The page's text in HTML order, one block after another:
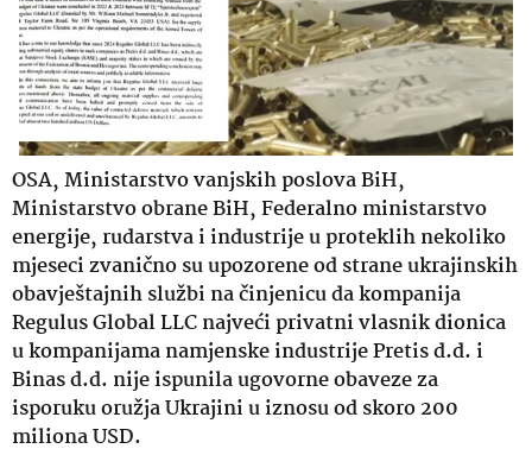
OSA, Ministarstvo vanjskih poslova BiH,
Ministarstvo obrane BiH, Federalno ministarstvo
energije, rudarstva i industrije u proteklih nekoliko
mjeseci zvanično su upozorene od strane ukrajinskih
obavještajnih službi na činjenicu da kompanija
Regulus Global LLC najveći privatni vlasnik dionica
u kompanijama namjenske industrije Pretis d.d. i
Binas d.d. nije ispunila ugovorne obaveze za
isporuku oružja Ukrajini u iznosu od skoro 200
miliona USD.